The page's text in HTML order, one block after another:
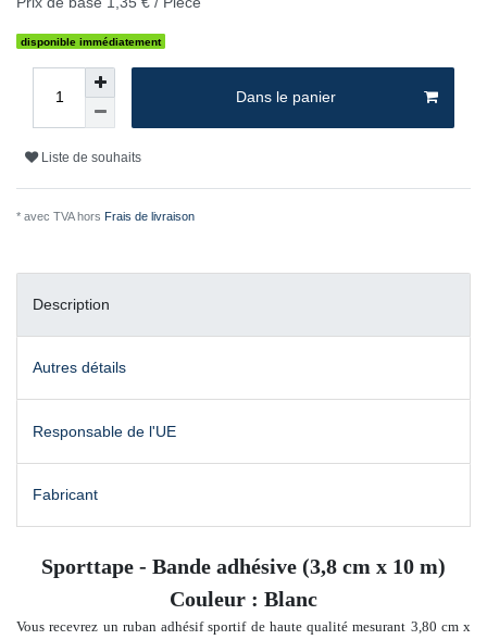
disponible immédiatement
Dans le panier
Liste de souhaits
* avec TVA hors Frais de livraison
Description
Autres détails
Responsable de l'UE
Fabricant
Sporttape - Bande adhésive (3,8 cm x 10 m)
Couleur : Blanc
Vous recevrez un ruban adhésif sportif de haute qualité mesurant 3,80 cm x